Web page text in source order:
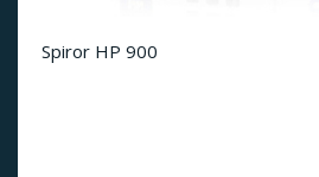
Spiror HP 900